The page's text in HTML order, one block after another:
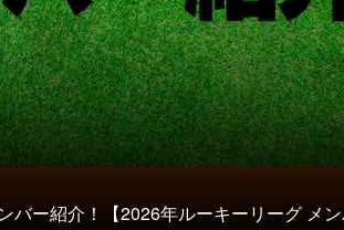
バー紹介！【2026年ルーキーリーグ メ